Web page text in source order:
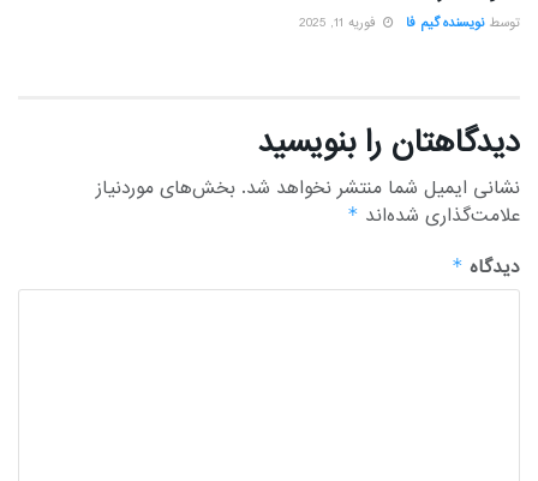
توسط نویسنده گیم فا فوریه 11, 2025
دیدگاهتان را بنویسید
نشانی ایمیل شما منتشر نخواهد شد. بخش‌های موردنیاز
علامت‌گذاری شده‌اند *
دیدگاه *